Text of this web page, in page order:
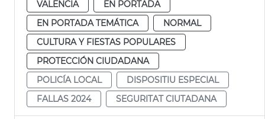
VALENCIA
EN PORTADA
EN PORTADA TEMÁTICA
NORMAL
CULTURA Y FIESTAS POPULARES
PROTECCIÓN CIUDADANA
POLICÍA LOCAL
DISPOSITIU ESPECIAL
FALLAS 2024
SEGURITAT CIUTADANA